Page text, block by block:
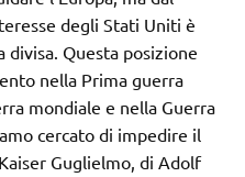
degli Stati Uniti è
divisa. Questa posizione
nella Prima guerra
mondiale e nella Guerra
cercato di impedire il
Guglielmo, di Adolf